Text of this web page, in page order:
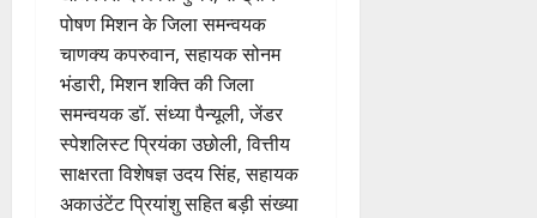
पोषण मिशन के जिला समन्वयक
चाणक्य कपरुवान, सहायक सोनम
भंडारी, मिशन शक्ति की जिला
समन्वयक डॉ. संध्या पैन्यूली, जेंडर
स्पेशलिस्ट प्रियंका उछोली, वित्तीय
साक्षरता विशेषज्ञ उदय सिंह, सहायक
अकाउंटेंट प्रियांशु सहित बड़ी संख्या